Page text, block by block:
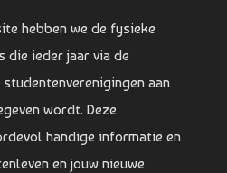
hebben we de fysieke
die ieder jaar via de
aan
wordt. Deze
handige informatie en
en jouw nieuwe